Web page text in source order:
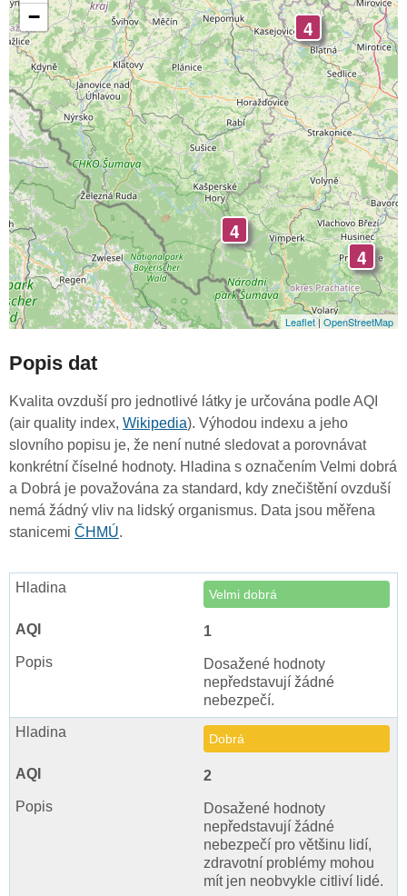
4
4
4
−
Leaflet|OpenStreetMap
Popis dat
Kvalita ovzduší pro jednotlivé látky je určována podle AQI
(air quality index, Wikipedia). Výhodou indexu a jeho
slovního popisu je, že není nutné sledovat a porovnávat
konkrétní číselné hodnoty. Hladina s označením Velmi dobrá
a Dobrá je považována za standard, kdy znečištění ovzduší
nemá žádný vliv na lidský organismus. Data jsou měřena
stanicemi ČHMÚ.
Velmi dobrá
1
Dosažené hodnoty
nepředstavují žádné
nebezpečí.
Dobrá
2
Dosažené hodnoty
nepředstavují žádné
nebezpečí pro většinu lidí,
zdravotní problémy mohou
mít jen neobvykle citliví lidé.